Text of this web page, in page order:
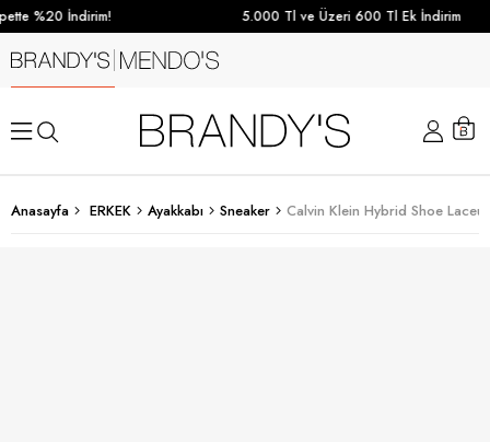
%20 İndirim! 5.000 Tl ve Üzeri 600 Tl Ek İndirim
Anasayfa ERKEK Ayakkabı Sneaker